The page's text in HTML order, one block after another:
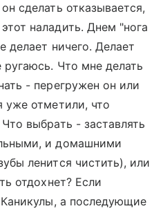
сделать отказывается,
наладить. Днем "нога
делает ничего. Делает
Что мне делать
- перегружен он или
уже отметили, что
выбрать - заставлять
и домашними
ленится чистить), или
отдохнет? Если
а последующие